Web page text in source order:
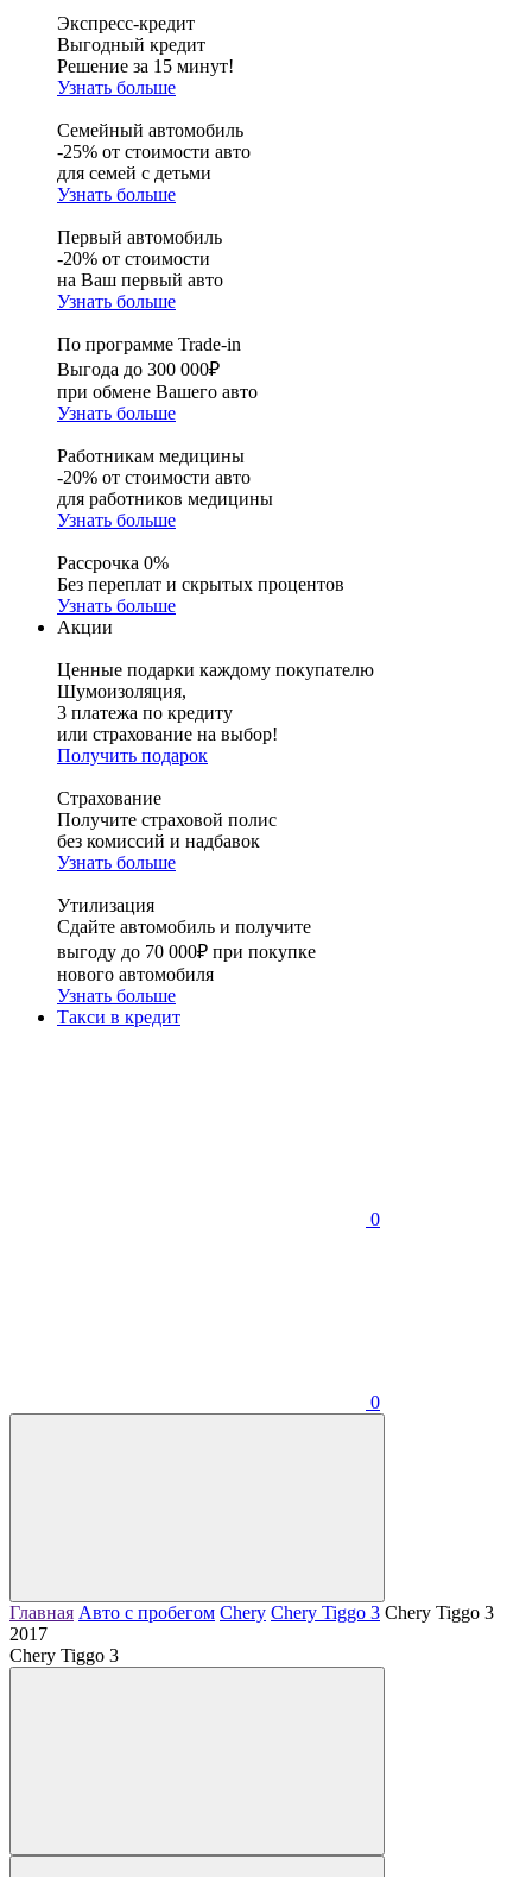
Экспресс-кредит
Выгодный кредит
Решение за 15 минут!
Узнать больше
Семейный автомобиль
-25% от стоимости авто
для семей с детьми
Узнать больше
Первый автомобиль
-20% от стоимости
на Ваш первый авто
Узнать больше
По программе Trade-in
Выгода до 300 000₽
при обмене Вашего авто
Узнать больше
Работникам медицины
-20% от стоимости авто
для работников медицины
Узнать больше
Рассрочка 0%
Без переплат и скрытых процентов
Узнать больше
Акции
Ценные подарки каждому покупателю
Шумоизоляция,
3 платежа по кредиту
или страхование на выбор!
Получить подарок
Страхование
Получите страховой полис
без комиссий и надбавок
Узнать больше
Утилизация
Сдайте автомобиль и получите
выгоду до 70 000₽ при покупке
нового автомобиля
Узнать больше
Такси в кредит
0
0
Главная Авто с пробегом Chery Chery Tiggo 3 Chery Tiggo 3
2017
Chery Tiggo 3